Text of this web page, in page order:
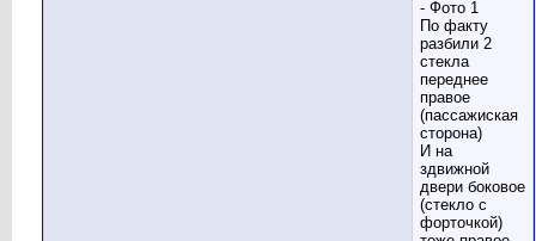
По факту
разбили 2
стекла
переднее
правое
(пассажиская
сторона)
И на
здвижной
двери боковое
(стекло с
форточкой)